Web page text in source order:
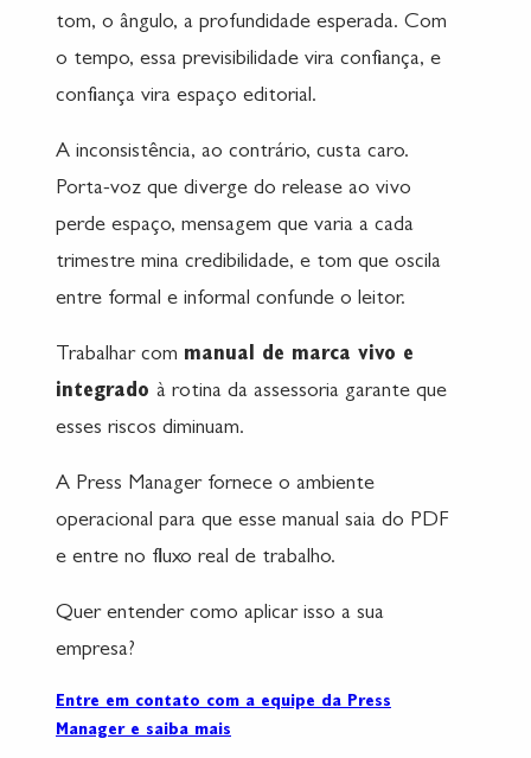
tom, o ângulo, a profundidade esperada. Com
o tempo, essa previsibilidade vira confiança, e
confiança vira espaço editorial.
A inconsistência, ao contrário, custa caro.
Porta-voz que diverge do release ao vivo
perde espaço, mensagem que varia a cada
trimestre mina credibilidade, e tom que oscila
entre formal e informal confunde o leitor.
Trabalhar com manual de marca vivo e
integrado à rotina da assessoria garante que
esses riscos diminuam.
A Press Manager fornece o ambiente
operacional para que esse manual saia do PDF
e entre no fluxo real de trabalho.
Quer entender como aplicar isso a sua
empresa?
Entre em contato com a equipe da Press
Manager e saiba mais